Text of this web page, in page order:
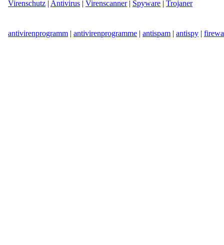
Virenschutz | Antivirus | Virenscanner| Spyware | Trojaner
antivirenprogramm | antivirenprogramme | antispam | antispy |